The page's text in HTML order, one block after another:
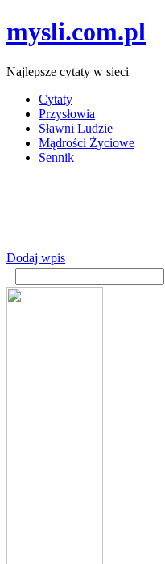
mysli.com.pl
Najlepsze cytaty w sieci
Cytaty
Przysłowia
Sławni Ludzie
Mądrości Życiowe
Sennik
Dodaj wpis